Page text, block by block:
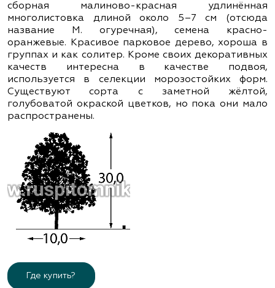
сборная малиново-красная удлинённая
многолистовка длиной около 5–7 см (отсюда
название М. огуречная), семена красно-
оранжевые. Красивое парковое дерево, хороша в
группах и как солитер. Кроме своих декоративных
качеств интересна в качестве подвоя,
используется в селекции морозостойких форм.
Существуют сорта с заметной жёлтой,
голубоватой окраской цветков, но пока они мало
распространены.
Где купить?